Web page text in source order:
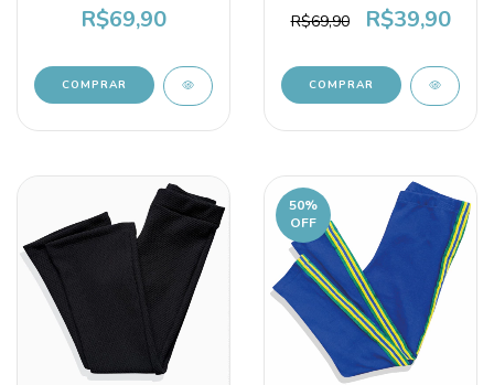
R$69,90
COMPRAR
R$69,90 R$39,90
COMPRAR
50%
OFF